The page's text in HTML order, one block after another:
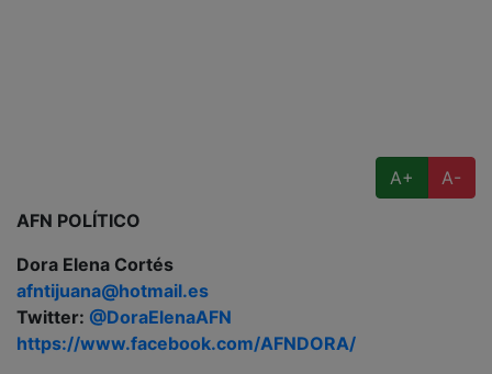
A+
A-
AFN POLÍTICO
Dora Elena Cortés
afntijuana@hotmail.es
Twitter: @DoraElenaAFN
https://www.facebook.com/AFNDORA/